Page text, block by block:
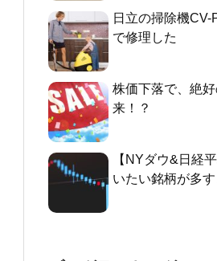
日立の掃除機CV-
で修理した
株価下落で、絶好
来！？
【NYダウ&日経
いたい銘柄が多